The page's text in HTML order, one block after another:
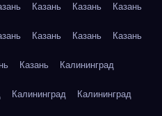
Казань Казань Казань
Казань Казань Казань
Казань Калининград
Калининград Калининград